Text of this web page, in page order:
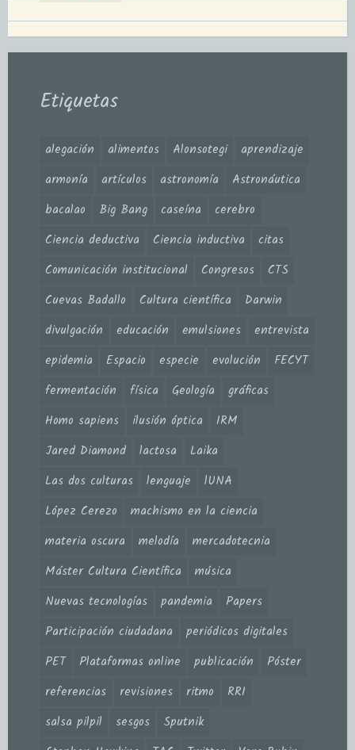
Etiquetas
alegación alimentos Alonsotegi
aprendizaje
armonía
artículos astronomía
Astronáutica
bacalao
Big Bang caseína
cerebro
Ciencia deductiva
Ciencia inductiva
citas
Comunicación institucional
Congresos
CTS
Cuevas Badallo
Cultura científica
Darwin
divulgación
educación emulsiones
entrevista
epidemia
Espacio especie evolución
FECYT
fermentación
física Geología
gráficas
Homo sapiens
ilusión óptica
IRM
Jared Diamond
lactosa
Laika
Las dos culturas
lenguaje
lUNA
López Cerezo
machismo en la ciencia
materia oscura
melodía
mercadotecnia
Máster Cultura Científica
música
Nuevas tecnologías
pandemia
Papers
Participación ciudadana
periódicos digitales
PET
Plataformas online publicación
Póster
referencias
revisiones ritmo
RRI
salsa pilpil
sesgos
Sputnik